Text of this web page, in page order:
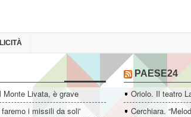
Monte Livata, è grave
i missili da soli'
PAESE24
Oriolo. Il teatro
Cerchiara.